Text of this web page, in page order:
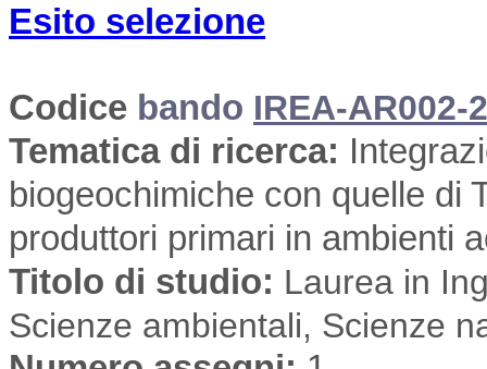
Esito selezione
Codice bando IREA-AR002-
Tematica di ricerca:
biogeochimiche con quelle di
produttori primari in ambienti
Titolo di studio: Laurea in
Scienze ambientali, Scienze